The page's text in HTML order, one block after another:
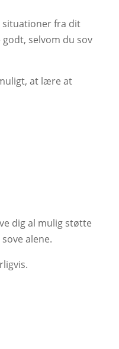
situationer fra dit
selvom du sov
at lære at
dig al mulig støtte
alene.